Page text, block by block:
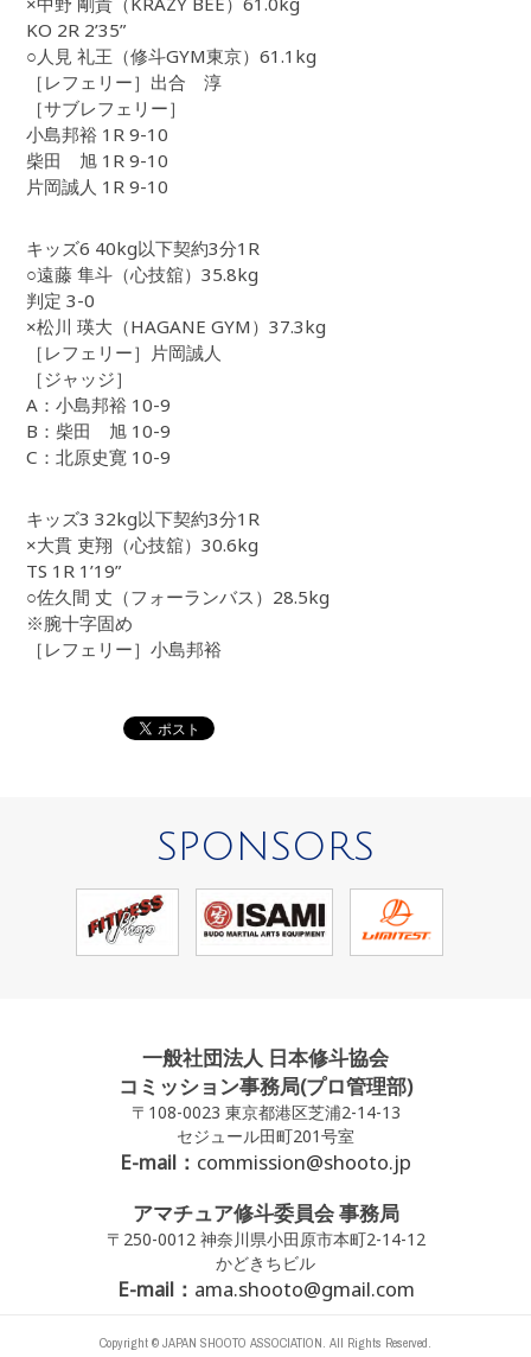
KO 2R 2’35”
○人見 礼王（修斗GYM東京）61.1kg
［レフェリー］出合 淳
［サブレフェリー］
小島邦裕 1R 9-10
柴田 旭 1R 9-10
片岡誠人 1R 9-10
キッズ6 40kg以下契約3分1R
○遠藤 隼斗（心技舘）35.8kg
判定 3-0
×松川 瑛大（HAGANE GYM）37.3kg
［レフェリー］片岡誠人
［ジャッジ］
A：小島邦裕 10-9
B：柴田 旭 10-9
C：北原史寛 10-9
キッズ3 32kg以下契約3分1R
×大貫 吏翔（心技舘）30.6kg
TS 1R 1’19”
○佐久間 丈（フォーランバス）28.5kg
※腕十字固め
［レフェリー］小島邦裕
SPONSORS
一般社団法人 日本修斗協会
コミッション事務局(プロ管理部)
〒108-0023 東京都港区芝浦2-14-13
セジュール田町201号室
E-mail： commission@shooto.jp
アマチュア修斗委員会 事務局
〒250-0012 神奈川県小田原市本町2-14-12
かどきちビル
E-mail： ama.shooto@gmail.com
Copyright © JAPAN SHOOTO ASSOCIATION. All Rights Reserved.